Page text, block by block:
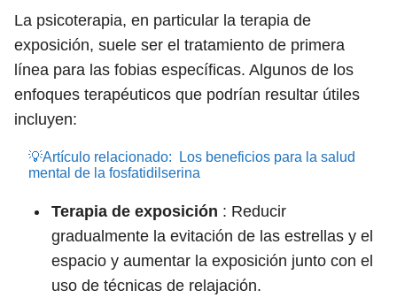
La psicoterapia, en particular la terapia de
exposición, suele ser el tratamiento de primera
línea para las fobias específicas. Algunos de los
enfoques terapéuticos que podrían resultar útiles
incluyen:
💡Artículo relacionado:
Los beneficios para la salud
mental de la fosfatidilserina
Terapia de exposición : Reducir
gradualmente la evitación de las estrellas y el
espacio y aumentar la exposición junto con el
uso de técnicas de relajación.